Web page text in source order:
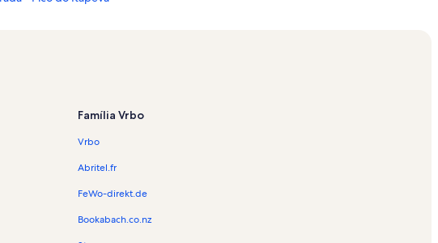
- Jardim Sumaré
- Centro Universitário Senac Campos do Jordão
- Alto do Cristo Redentor
- Vila Telma
- Vale Encantado
Família Vrbo
Vrbo
Abritel.fr
FeWo-direkt.de
Bookabach.co.nz